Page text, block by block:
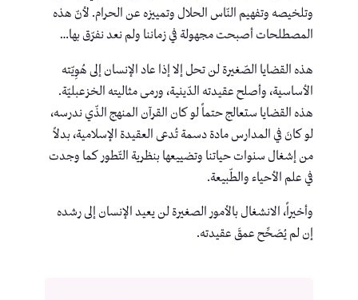
وتلخيصه وتفهيم النّاس الحلال وتمييزه عن الحرام. لأنّ هذه
المصطلحات أصبحت مجهولة في زماننا ولم نعد نفرّق بها…
هذه القضايا الصّغيرة لن تحل إلا إذا عاد الإنسان إلى هُوِيّته
الأساسية، وأصلح عقيدته الدّينية، ورمى مثاليته الخزعبليّة.
هذه القضايا ستعالج حتماً لو كان القرآن المنهج الذّي ندرسه،
لو كانَ في المدارس مادة دسمة تُدعى العقيدة الإسلامية، بدلاً
من إشغال سنوات حياتنا وتضييعها بنظرية التّطور كما وجدت
في علم الأحياء والطّبيعة.
وأخيراً، الانشغال بالأمور الصغيرة لن يعيد الإنسان إلى رشده
إن لم يُصَحِّح عمقَ عقيدته.